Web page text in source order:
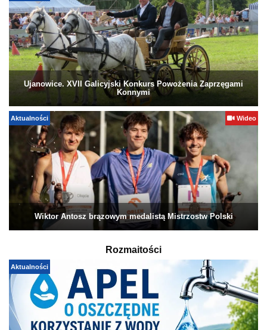
Ujanowice. XVII Galicyjski Konkurs Powożenia Zaprzęgami
Konnymi
Aktualności Wideo
Wiktor Antosz brązowym medalistą Mistrzostw Polski
Rozmaitości
Aktualności